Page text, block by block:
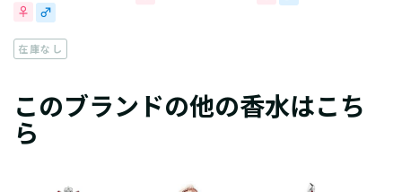
在庫なし
このブランドの他の香水はこち
ら